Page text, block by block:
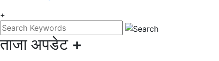
+
ताजा अपडेट +